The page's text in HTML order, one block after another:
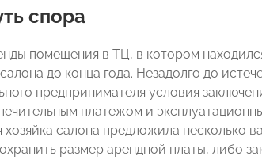
спора
помещения в ТЦ, в котором
до конца года. Незадолго до
предпринимателя условия
платежом и
хозяйка салона предложила несколько
размер арендной платы, либо